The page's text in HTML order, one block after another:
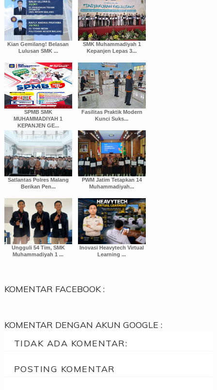
Kian Gemilang! Belasan
Lulusan SMK ...
SMK Muhammadiyah 1
Kepanjen Lepas 3...
SPMB SMK
MUHAMMADIYAH 1
KEPANJEN GE...
Fasilitas Praktik Modern
Kunci Suks...
Satlantas Polres Malang
Berikan Pen...
PWM Jatim Tetapkan 14
Muhammadiyah...
Ungguli 54 Tim, SMK
Muhammadiyah 1 ...
Inovasi Heavytech Virtual
Learning ...
KOMENTAR FACEBOOK :
KOMENTAR DENGAN AKUN GOOGLE :
TIDAK ADA KOMENTAR:
POSTING KOMENTAR